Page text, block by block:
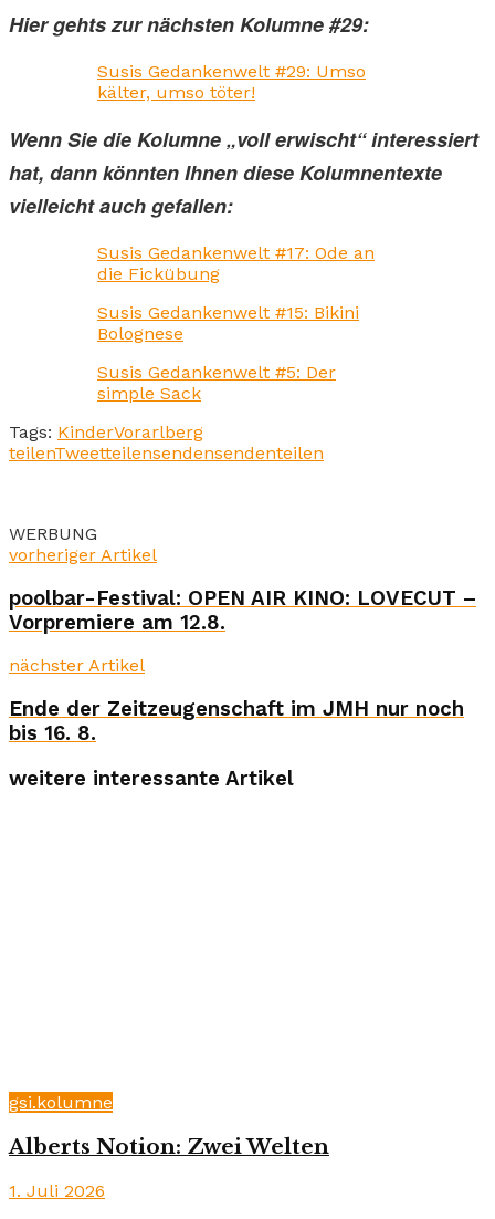
Hier gehts zur nächsten Kolumne #29:
Susis Gedankenwelt #29: Umso
kälter, umso töter!
Wenn Sie die Kolumne „voll erwischt“ interessiert
hat, dann könnten Ihnen diese Kolumnentexte
vielleicht auch gefallen:
Susis Gedankenwelt #17: Ode an
die Fickübung
Susis Gedankenwelt #15: Bikini
Bolognese
Susis Gedankenwelt #5: Der
simple Sack
Tags: KinderVorarlberg
teilenTweetteilensendensendenteilen
WERBUNG
vorheriger Artikel
poolbar-Festival: OPEN AIR KINO: LOVECUT –
Vorpremiere am 12.8.
nächster Artikel
Ende der Zeitzeugenschaft im JMH nur noch
bis 16. 8.
weitere interessante Artikel
gsi.kolumne
Alberts Notion: Zwei Welten
1. Juli 2026